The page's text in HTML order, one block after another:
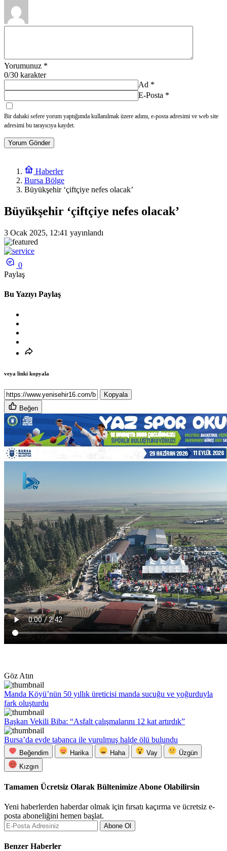
Yorumunuz *
0/30 karakter
Ad *
E-Posta *
Bir dahaki sefere yorum yaptığımda kullanılmak üzere adımı, e-posta adresimi ve web site
adresimi bu tarayıcıya kaydet.
Yorum Gönder
Haberler
Bursa Bölge
Büyükşehir ‘çiftçiye nefes olacak’
Büyükşehir ‘çiftçiye nefes olacak’
3 Ocak 2025, 12:41 yayınlandı
0
Paylaş
Bu Yazıyı Paylaş
veya linki kopyala
Kopyala
Beğen
Göz Atın
Manda Köyü’nün 50 yıllık üreticisi manda sucuğu ve yoğurduyla
fark oluşturdu
Başkan Vekili Biba: “Asfalt çalışmalarını 12 kat artırdık”
Bursa’da evde tabanca ile vurulmuş halde ölü bulundu
Beğendim Harika Haha Vay
Üzgün
Kızgın
Tamamen Ücretsiz Olarak Bültenimize Abone Olabilirsin
Yeni haberlerden haberdar olmak için fırsatı kaçırma ve ücretsiz e-
posta aboneliğini hemen başlat.
Abone Ol
Benzer Haberler